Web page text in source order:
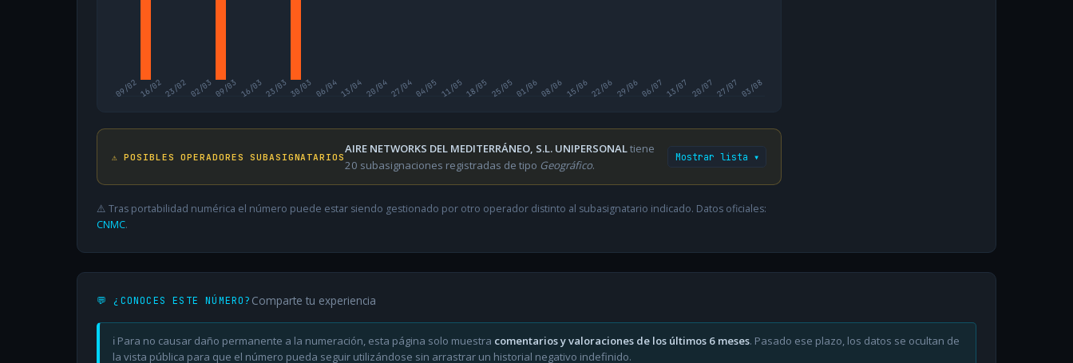
09/0216/0223/02 02/03 09/03 16/03 23/03 30/03 06/0413/04 20/0427/0404/05 11/0518/05 25/0501/0608/06 15/0622/06 29/0606/07 13/07 20/07 27/07 03/08
⚠️ POSIBLES OPERADORES SUBASIGNATARIOS
AIRE NETWORKS DEL MEDITERRÁNEO, S.L. UNIPERSONALtiene
20 subasignaciones registradas de tipo Geográfico.
Mostrar lista ▾
⚠️ Tras portabilidad numérica el número puede estar siendo gestionado por otro operador distinto al subasignatario indicado. Datos oficiales:
CNMC.
💬 ¿CONOCES ESTE NÚMERO? Comparte tu experiencia
ℹ️ Para no causar daño permanente a la numeración, esta página solo muestra comentarios y valoraciones de los últimos 6 meses. Pasado ese plazo, los datos se ocultan de
la vista pública para que el número pueda seguir utilizándose sin arrastrar un historial negativo indefinido.